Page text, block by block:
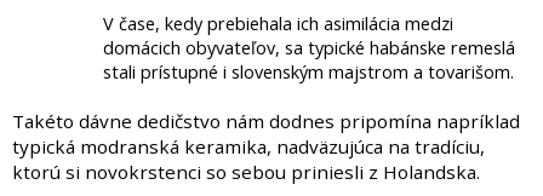
V čase, kedy prebiehala ich asimilácia medzi
domácich obyvateľov, sa typické habánske remeslá
stali prístupné i slovenským majstrom a tovarišom.
Takéto dávne dedičstvo nám dodnes pripomína napríklad
typická modranská keramika, nadväzujúca na tradíciu,
ktorú si novokrstenci so sebou priniesli z Holandska.